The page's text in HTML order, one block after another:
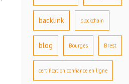
backlink blockchain
blog Bourges Brest
certification confiance en ligne